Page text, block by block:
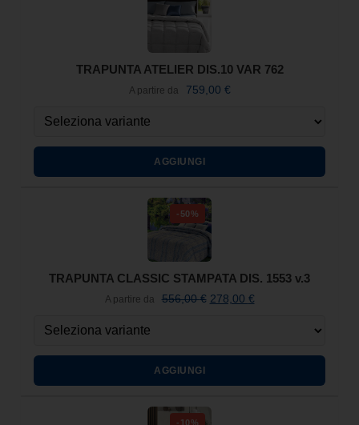
TRAPUNTA ATELIER DIS.10 VAR 762
A partire da 759,00 €
AGGIUNGI
-50%
TRAPUNTA CLASSIC STAMPATA DIS. 1553 v.3
A partire da 556,00€ 278,00 €
AGGIUNGI
-10%